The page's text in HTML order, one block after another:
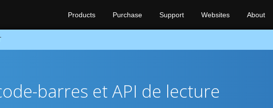
Products Purchase Support Websites About
barres et API de lecture